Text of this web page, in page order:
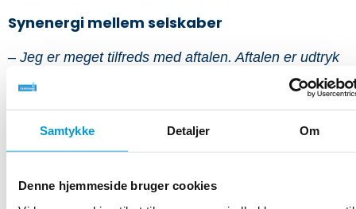
Samtykke Detaljer Om
Denne hjemmeside bruger cookies
Synenergi mellem selskaber
– Jeg er meget tilfreds med aftalen. Aftalen er udtryk
for en konstruktiv tilgang til at samarbejde om gode
løsninger til gavn for begge parter. Og måske endnu
vigtigere, så er aftalen et stort skridt for at sikre
udnyttelsen af overskudsvarme fra de store
Taastrup Fjernvarme.